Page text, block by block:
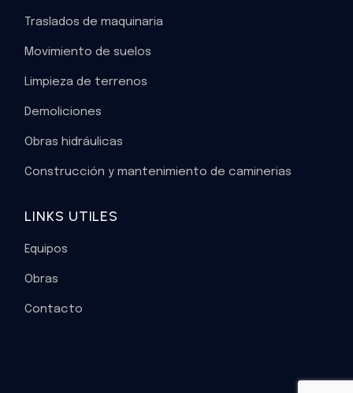
Traslados de maquinaria
Movimiento de suelos
Limpieza de terrenos
Demoliciones
Obras hidráulicas
Construcción y mantenimiento de caminerias
LINKS UTILES
Equipos
Obras
Contacto